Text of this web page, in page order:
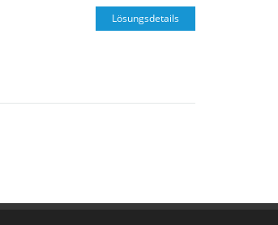
Lösungsdetails